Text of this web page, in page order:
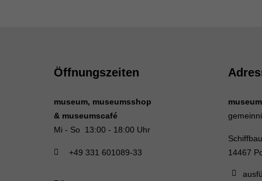
Öffnungszeiten
museum, museumsshop
& museumscafé
Mi - So 13:00 - 18:00 Uhr
+49 331 601089-33
14467